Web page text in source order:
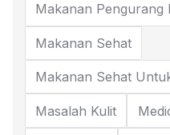
Makanan Pengurang
Makanan Sehat
Makanan Sehat
Masalah Kulit